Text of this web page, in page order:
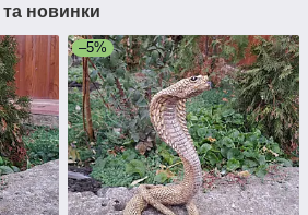
та новинки
–5%